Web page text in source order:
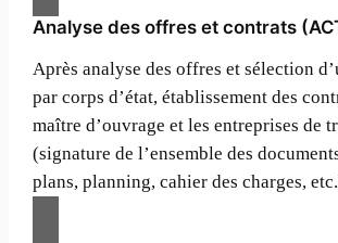
Analyse des offres et contrats
Après analyse des offres et sélection
par corps d’état, établissement des
maître d’ouvrage et les entreprises de
(signature de l’ensemble des
plans, planning, cahier des charges,